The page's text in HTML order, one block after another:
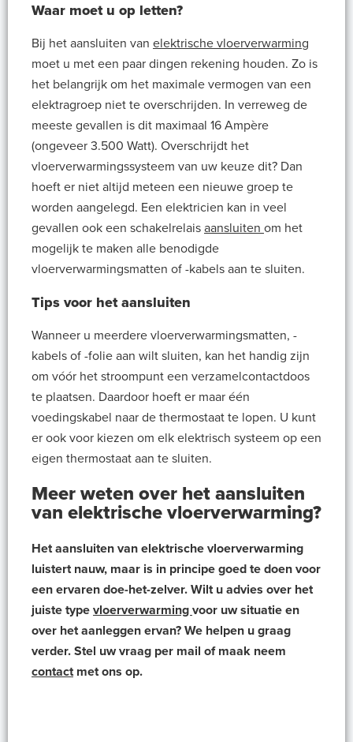
Waar moet u op letten?
Bij het aansluiten van elektrische vloerverwarming
moet u met een paar dingen rekening houden. Zo is
het belangrijk om het maximale vermogen van een
elektragroep niet te overschrijden. In verreweg de
meeste gevallen is dit maximaal 16 Ampère
(ongeveer 3.500 Watt). Overschrijdt het
vloerverwarmingssysteem van uw keuze dit? Dan
hoeft er niet altijd meteen een nieuwe groep te
worden aangelegd. Een elektricien kan in veel
gevallen ook een schakelrelais aansluiten om het
mogelijk te maken alle benodigde
vloerverwarmingsmatten of -kabels aan te sluiten.
Tips voor het aansluiten
Wanneer u meerdere vloerverwarmingsmatten, -
kabels of -folie aan wilt sluiten, kan het handig zijn
om vóór het stroompunt een verzamelcontactdoos
te plaatsen. Daardoor hoeft er maar één
voedingskabel naar de thermostaat te lopen. U kunt
er ook voor kiezen om elk elektrisch systeem op een
eigen thermostaat aan te sluiten.
Meer weten over het aansluiten
van elektrische vloerverwarming?
Het aansluiten van elektrische vloerverwarming
luistert nauw, maar is in principe goed te doen voor
een ervaren doe-het-zelver. Wilt u advies over het
juiste type vloerverwarming voor uw situatie en
over het aanleggen ervan? We helpen u graag
verder. Stel uw vraag per mail of maak neem
contactmet ons op.